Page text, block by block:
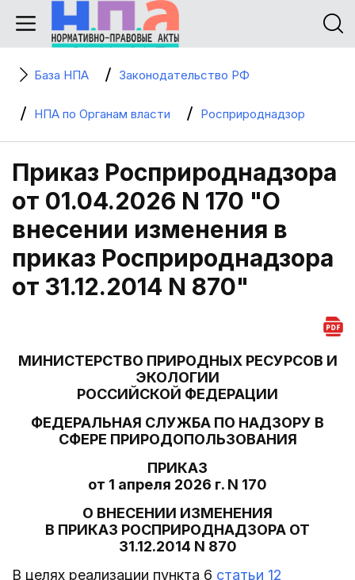
База НПА Законодательство РФ
НПА по Органам власти Росприроднадзор
Приказ Росприроднадзора
от 01.04.2026 N 170 "О
внесении изменения в
приказ Росприроднадзора
от 31.12.2014 N 870"
МИНИСТЕРСТВО ПРИРОДНЫХ РЕСУРСОВ И
ЭКОЛОГИИ
РОССИЙСКОЙ ФЕДЕРАЦИИ
ФЕДЕРАЛЬНАЯ СЛУЖБА ПО НАДЗОРУ В
СФЕРЕ ПРИРОДОПОЛЬЗОВАНИЯ
ПРИКАЗ
от 1 апреля 2026 г. N 170
О ВНЕСЕНИИ ИЗМЕНЕНИЯ
В ПРИКАЗ РОСПРИРОДНАДЗОРА ОТ
31.12.2014 N 870
В целях реализации пункта 6 статьи 12